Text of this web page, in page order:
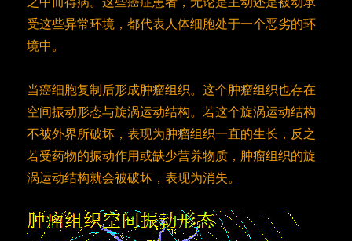
受这些异常环境，都代表人体细胞处于一个恶劣的环
境中。
当癌细胞复制后形成肿瘤组织。这个肿瘤组织也存在
空间振动形态与旋涡运动结构。若这个旋涡运动结构
不被外界所破坏，表现为肿瘤组织一直的生长，反之
若受药物的振动作用或缺少营养物质，肿瘤组织的旋
涡运动结构就会被破坏，表现为消失。